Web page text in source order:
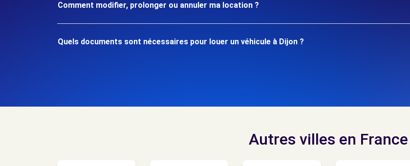
Comment modifier, prolonger ou annuler ma location ?
Quels documents sont nécessaires pour louer un véhicule à Dijon ?
Autres villes en France